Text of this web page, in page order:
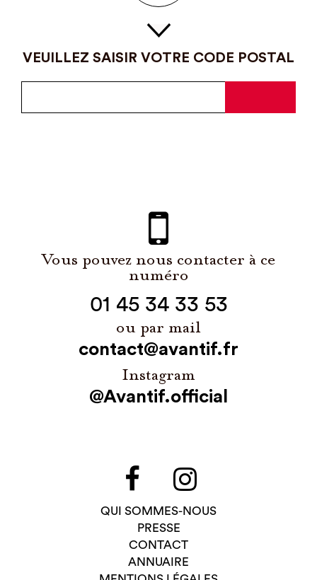
VEUILLEZ SAISIR VOTRE CODE POSTAL
Vous pouvez nous contacter à ce
numéro
01 45 34 33 53
ou par mail
contact@avantif.fr
Instagram
@Avantif.official
QUI SOMMES-NOUS
PRESSE
CONTACT
ANNUAIRE